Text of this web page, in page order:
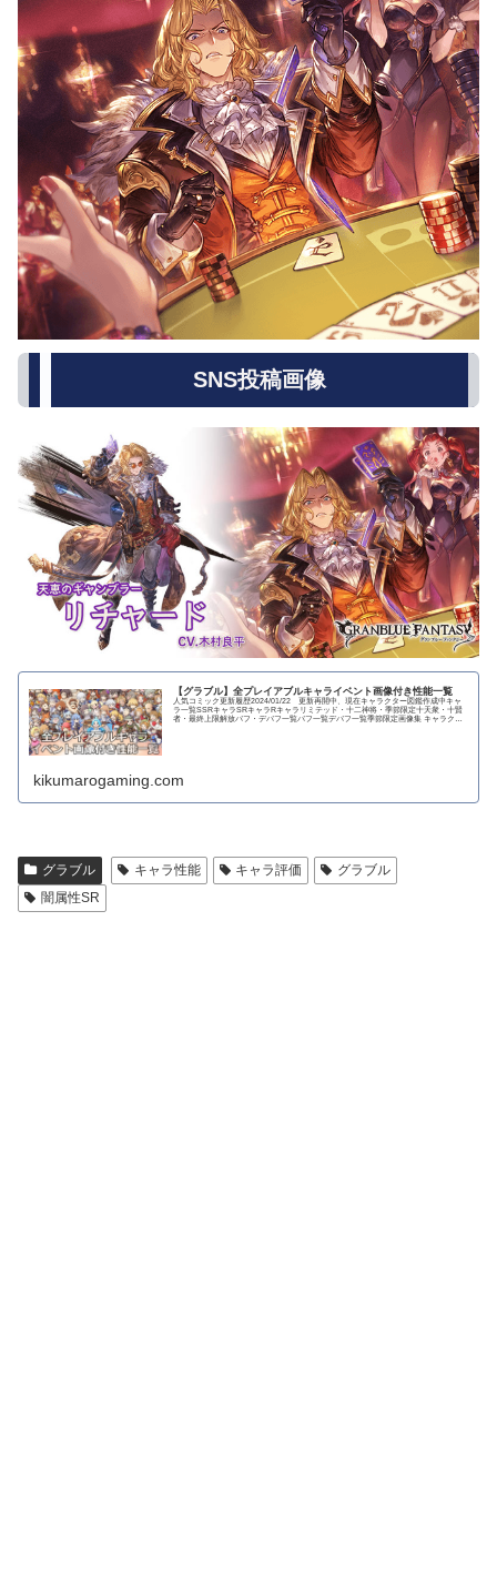
SNS投稿画像
【グラブル】全プレイアブルキャライベント画像付き性能一覧
人気コミック更新履歴2024/01/22 更新再開中、現在キャラクター図鑑作成中キャ
ラ一覧SSRキャラSRキャラRキャラリミテッド・十二神将・季節限定十天衆・十賢
者・最終上限解放バフ・デバフ一覧バフ一覧デバフ一覧季節限定画像集 キャラクタ
kikumarogaming.com
グラブル キャラ性能 キャラ評価
グラブル
闇属性SR